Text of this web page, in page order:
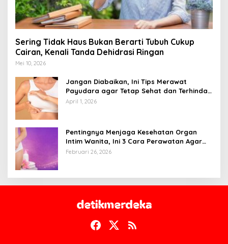
Sering Tidak Haus Bukan Berarti Tubuh Cukup
Cairan, Kenali Tanda Dehidrasi Ringan
Mei 10, 2026
Jangan Diabaikan, Ini Tips Merawat
Payudara agar Tetap Sehat dan Terhindar
dari Risiko Penyakit
April 1, 2026
Pentingnya Menjaga Kesehatan Organ
Intim Wanita, Ini 3 Cara Perawatan Agar
Tetap Bersih
Februari 26, 2026